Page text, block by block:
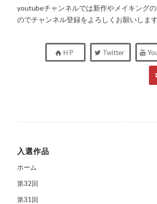
youtubeチャンネルでは新作やメイキング
のでチャンネル登録をよろしくお願いします
H P Twitter
入選作品
ホーム
第32回
第31回